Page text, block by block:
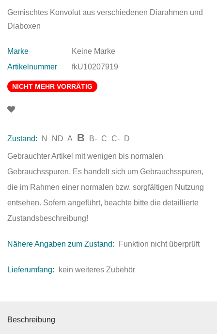
Gemischtes Konvolut aus verschiedenen Diarahmen und
Diaboxen
Marke
Keine Marke
Artikelnummer
fkU10207919
NICHT MEHR VORRÄTIG
Zustand: N ND A B B- C C- D
Gebrauchter Artikel mit wenigen bis normalen
Gebrauchsspuren. Es handelt sich um Gebrauchsspuren,
die im Rahmen einer normalen bzw. sorgfältigen Nutzung
entsehen. Sofern angeführt, beachte bitte die detaillierte
Zustandsbeschreibung!
Nähere Angaben zum Zustand: Funktion nicht überprüft
Lieferumfang: kein weiteres Zubehör
Beschreibung